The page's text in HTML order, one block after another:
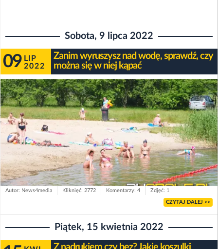
Sobota, 9 lipca 2022
09 LIP
2022
Zanim wyruszysz nad wodę, sprawdź, czy
można się w niej kąpać
Autor: News4media Kliknięć: 2772 Komentarzy: 4 Zdjęć: 1
CZYTAJ DALEJ >>
Piątek, 15 kwietnia 2022
Z nadrukiem czy bez? Jakie koszulki